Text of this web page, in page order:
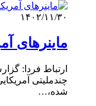
۱۴۰۲/۱۱/۳۰
ماینرهای
ارتباط فردا:
شده،…